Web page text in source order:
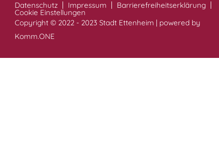
Datenschutz Impressum Barrierefreiheitserklärung
Cookie Einstellungen
Copyright © 2022 - 2023 Stadt Ettenheim | powered by
Komm.ONE